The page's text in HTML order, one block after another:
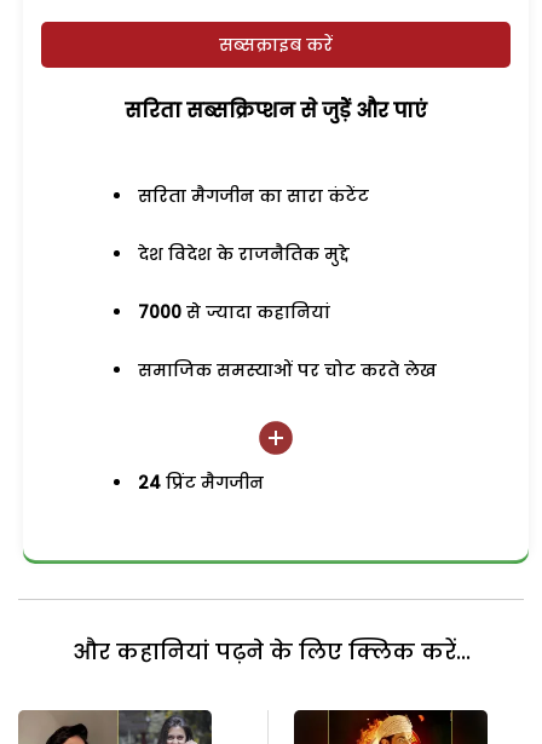
सब्सक्राइब करें
सरिता सब्सक्रिप्शन से जुड़ेें और पाएं
सरिता मैगजीन का सारा कंटेंट
देश विदेश के राजनैतिक मुद्दे
7000 से ज्यादा कहानियां
समाजिक समस्याओं पर चोट करते लेख
24 प्रिंट मैगजीन
और कहानियां पढ़ने के लिए क्लिक करें...